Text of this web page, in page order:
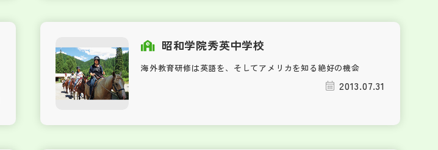
昭和学院秀英中学校
海外教育研修は英語を、そしてアメリカを知る絶好の機会
2013.07.31